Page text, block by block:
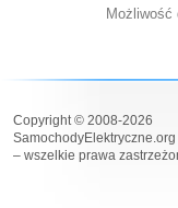
Możliwość
Copyright © 2008-2026
SamochodyElektryczne.org
– wszelkie prawa